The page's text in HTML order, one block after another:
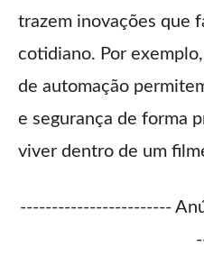
trazem inovações que
cotidiano. Por
de automação
e segurança de forma
viver dentro de um
------------------------